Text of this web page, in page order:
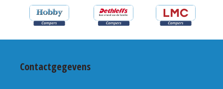
Contactgegevens